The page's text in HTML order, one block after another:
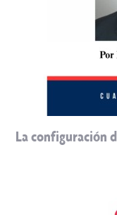
La configuración